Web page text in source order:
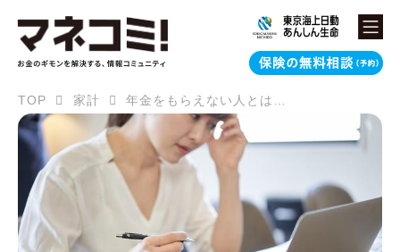
TOP 家計 年金をもらえない人とは？ 理由や受給できない場合の老後資金対策も解説